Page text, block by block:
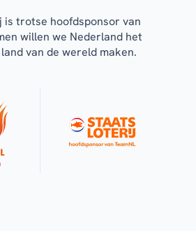
trotse hoofdsponsor van
willen we Nederland het
van de wereld maken.